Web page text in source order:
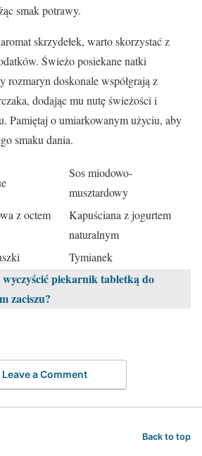
smak potrawy.
skrzydełek, warto skorzystać z
Świeżo posiekane natki
rozmaryn doskonale współgrają z
dodając mu nutę świeżości i
Pamiętaj o umiarkowanym użyciu, aby
smaku dania.
Sos miodowo-
musztardowy
z octem
Kapuściana z jogurtem
naturalnym
Tymianek
piekarnik tabletką do
zaciszu?
Leave a Comment
Back to top